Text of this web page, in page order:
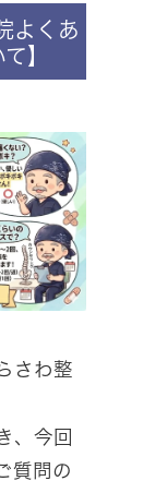
よくあ
】
さわ整
、今回
質問の